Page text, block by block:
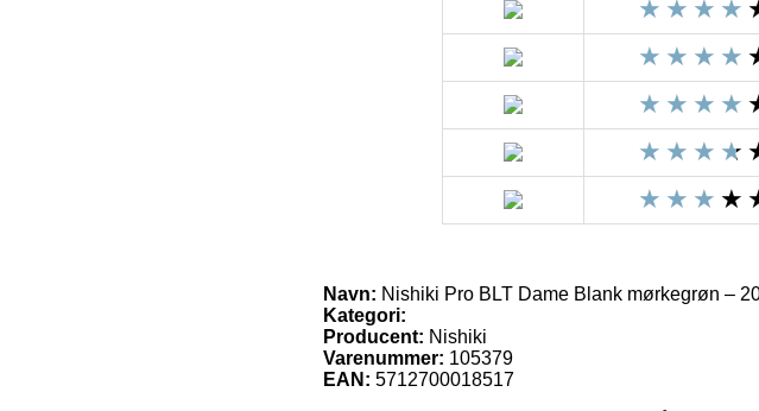
Navn: Nishiki Pro BLT Dame Blank mørkegrøn –
Kategori:
Producent: Nishiki
Varenummer: 105379
EAN: 5712700018517